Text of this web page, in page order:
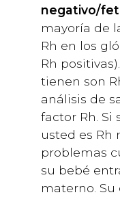
negativo/
mayoría de
Rh en los
Rh
tienen son
análisis de
factor Rh. Si
usted es Rh
problemas
su bebé
materno.